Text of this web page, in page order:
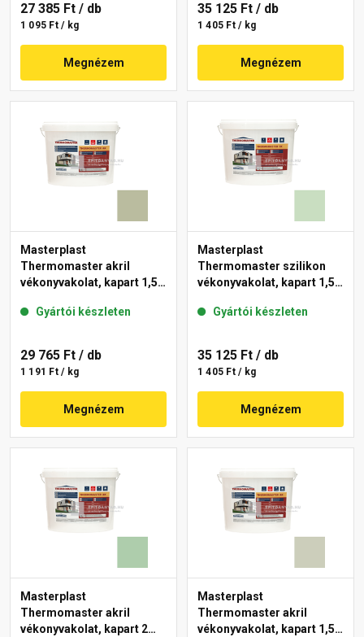
27 385 Ft / db
1 095 Ft / kg
Megnézem
35 125 Ft / db
1 405 Ft / kg
Megnézem
Masterplast
Thermomaster akril
vékonyvakolat, kapart 1,5
Gyártói készleten
29 765 Ft / db
1 191 Ft / kg
Megnézem
Masterplast
Thermomaster szilikon
vékonyvakolat, kapart 1,5
Gyártói készleten
35 125 Ft / db
1 405 Ft / kg
Megnézem
Masterplast
Thermomaster akril
vékonyvakolat, kapart 2
Masterplast
Thermomaster akril
vékonyvakolat, kapart 1,5